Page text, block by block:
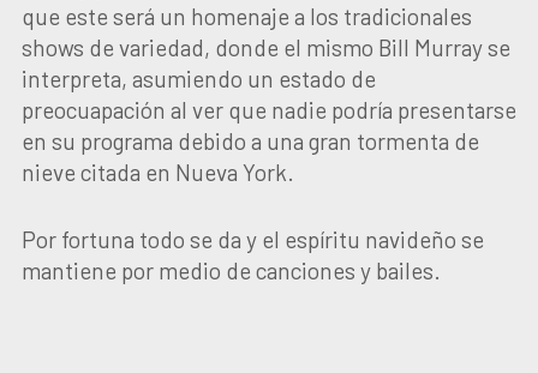
que este será un homenaje a los tradicionales
shows de variedad, donde el mismo Bill Murray se
interpreta, asumiendo un estado de
preocuapación al ver que nadie podría presentarse
en su programa debido a una gran tormenta de
nieve citada en Nueva York.
Por fortuna todo se da y el espíritu navideño se
mantiene por medio de canciones y bailes.